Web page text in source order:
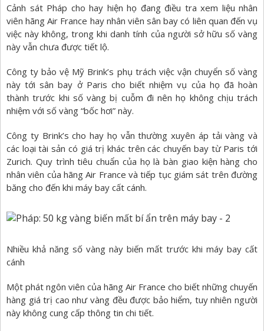
Cảnh sát Pháp cho hay hiện họ đang điều tra xem liệu nhân
viên hãng Air France hay nhân viên sân bay có liên quan đến vụ
việc này không, trong khi danh tính của người sở hữu số vàng
này vẫn chưa được tiết lộ.
Công ty bảo vệ Mỹ Brink’s phụ trách việc vận chuyển số vàng
này tới sân bay ở Paris cho biết nhiệm vụ của họ đã hoàn
thành trước khi số vàng bị cuỗm đi nên họ không chịu trách
nhiệm với số vàng “bốc hơi” này.
Công ty Brink’s cho hay họ vẫn thường xuyên áp tải vàng và
các loại tài sản có giá trị khác trên các chuyến bay từ Paris tới
Zurich. Quy trình tiêu chuẩn của họ là bàn giao kiện hàng cho
nhân viên của hãng Air France và tiếp tục giám sát trên đường
băng cho đến khi máy bay cất cánh.
Nhiều khả năng số vàng này biến mất trước khi máy bay cất
cánh
Một phát ngôn viên của hãng Air France cho biết những chuyến
hàng giá trị cao như vàng đều được bảo hiểm, tuy nhiên người
này không cung cấp thông tin chi tiết.